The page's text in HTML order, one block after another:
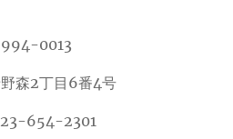
994-0013
森2丁目6番4号
654-2301